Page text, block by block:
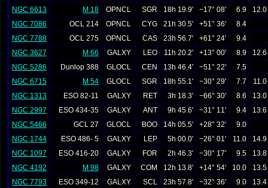
NGC 6613
M 18 OPNCL SGR 18h 19.9' −17° 08' 6.9
12.0
NGC 7086
OCL 214 OPNCL CYG 21h 30.5' +51° 36'
8.4
NGC 7788
OCL 275 OPNCL CAS 23h 56.7' +61° 24'
9.4
NGC 3627
M 66 GALXY LEO 11h 20.2' +13° 00' 8.9
12.6
NGC 5286
Dunlop 388 GLOCL CEN 13h 46.4' −51° 22'
7.5
NGC 6715
M 54 GLOCL SGR 18h 55.1' −30° 29' 7.7
11.0
NGC 1313
ESO 82-11 GALXY RET 3h 18.3' −66° 30' 8.6
13.0
NGC 2997
ESO 434-35 GALXY ANT 9h 45.6' −31° 11' 9.4
13.6
NGC 5466
GCL 27 GLOCL BOO 14h 05.5' +28° 32'
9.0
NGC 1744
ESO 486- 5 GALXY LEP 5h 00.0' −26° 01' 11.0
14.9
NGC 1097
ESO 416-20 GALXY FOR 2h 46.3' −30° 17' 9.5
13.8
NGC 4192
M 98 GALXY COM 12h 13.8' +14° 54' 10.0
13.5
NGC 7793
ESO 349-12 GALXY SCL 23h 57.8' −32° 36' 9.0
13.4